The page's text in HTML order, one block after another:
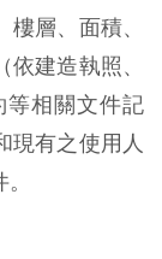
層、面積、
建造執照、
相關文件記
現有之使用人